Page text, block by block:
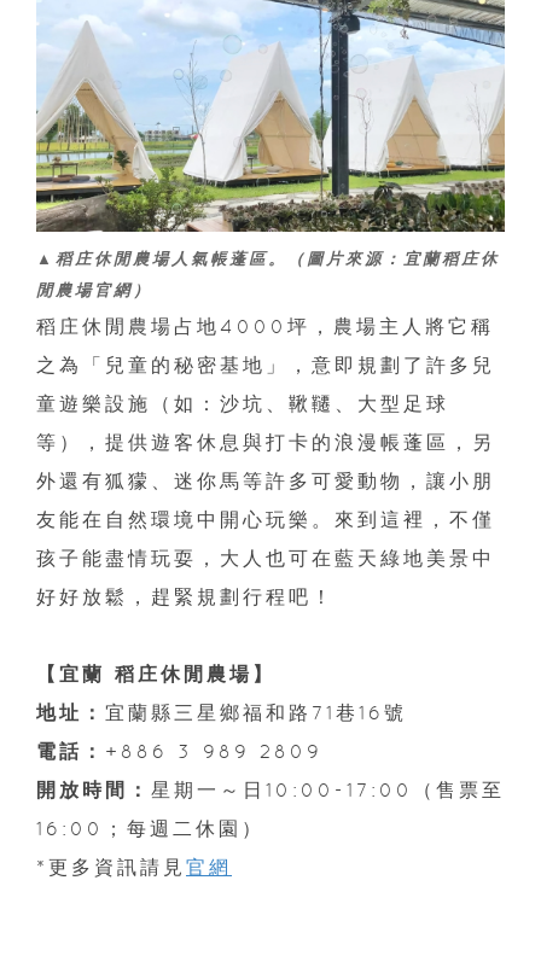
▲稻庄休閒農場人氣帳蓬區。（圖片來源：宜蘭稻庄休
閒農場官網）
稻庄休閒農場占地4000坪，農場主人將它稱
之為「兒童的秘密基地」，意即規劃了許多兒
童遊樂設施（如：沙坑、鞦韆、大型足球
等），提供遊客休息與打卡的浪漫帳蓬區，另
外還有狐獴、迷你馬等許多可愛動物，讓小朋
友能在自然環境中開心玩樂。來到這裡，不僅
孩子能盡情玩耍，大人也可在藍天綠地美景中
好好放鬆，趕緊規劃行程吧！
【宜蘭 稻庄休閒農場】
地址： 宜蘭縣三星鄉福和路71巷16號
電話： +886 3 989 2809
開放時間： 星期一～日10:00-17:00（售票至
16:00；每週二休園）
*更多資訊請見 官網